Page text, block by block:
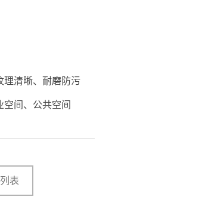
理清晰、耐磨防污
间、公共空间
表